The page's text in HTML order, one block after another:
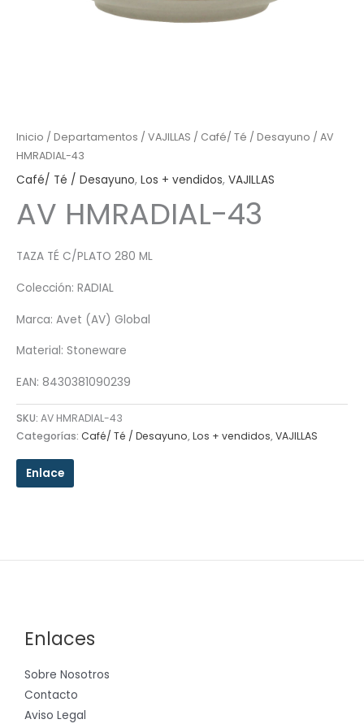
Inicio / Departamentos / VAJILLAS / Café/ Té / Desayuno / AV
HMRADIAL-43
Café/ Té / Desayuno, Los + vendidos, VAJILLAS
AV HMRADIAL-43
TAZA TÉ C/PLATO 280 ML
Colección: RADIAL
Marca: Avet (AV) Global
Material: Stoneware
EAN: 8430381090239
SKU: AV HMRADIAL-43
Categorías: Café/ Té / Desayuno,Los + vendidos,VAJILLAS
Enlace
Enlaces
Sobre Nosotros
Contacto
Aviso Legal